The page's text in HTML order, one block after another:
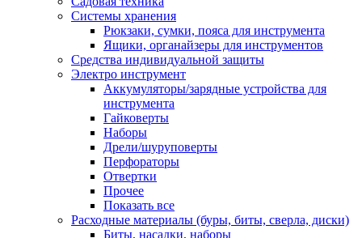
Системы хранения
Рюкзаки, сумки, пояса для инструмента
Ящики, органайзеры для инструментов
Средства индивидуальной защиты
Электро инструмент
Аккумуляторы/зарядные устройства для
инструмента
Гайковерты
Наборы
Дрели/шуруповерты
Перфораторы
Отвертки
Прочее
Показать все
Расходные материалы (буры, биты, сверла, диски)
Биты, насадки, наборы